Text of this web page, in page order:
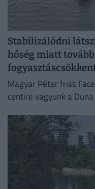
Stabilizálódni
hőség miatt
Magyar Péter friss
centire vagyunk a